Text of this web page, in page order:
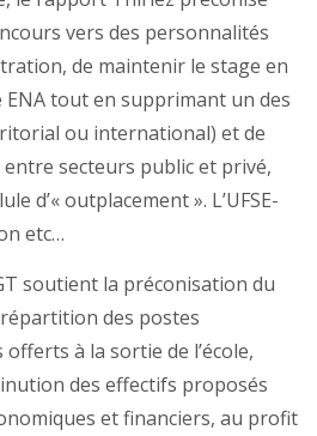
vers des personnalités
de maintenir le stage en
ENA tout en supprimant un des
ou international) et de
secteurs public et privé,
d’« outplacement ». L’UFSE-
etc…
soutient la préconisation du
des postes
à la sortie de l’école,
des effectifs proposés
et financiers, au profit